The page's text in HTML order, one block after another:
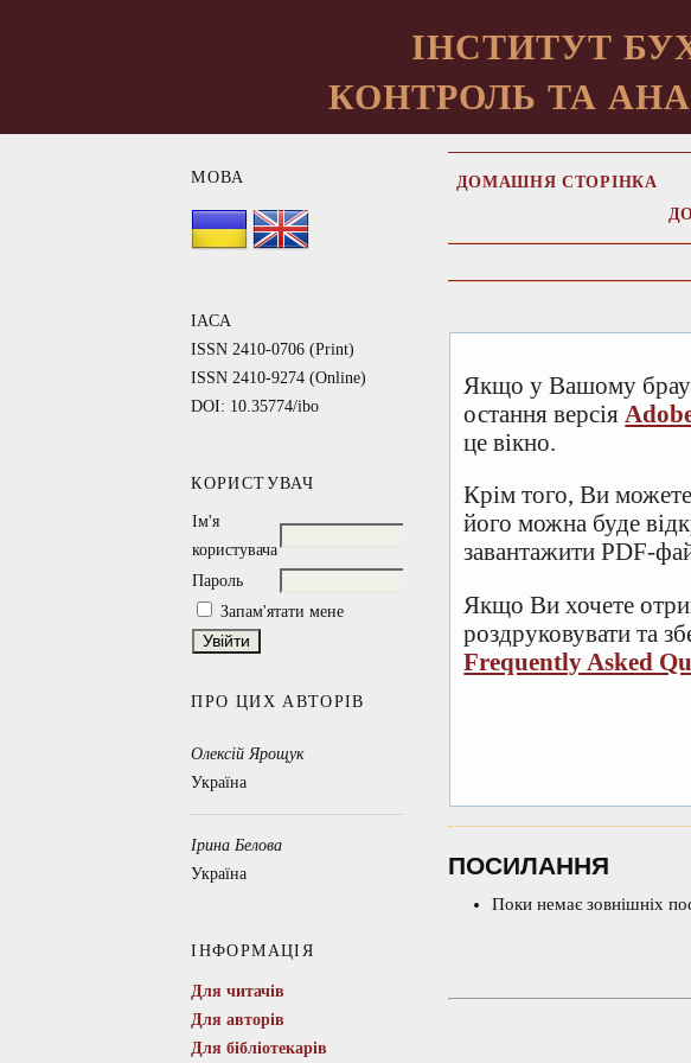
ІНСТИТУТ
КОНТРОЛЬ ТА
МОВА
IACA
ISSN 2410-0706 (Print)
ISSN 2410-9274 (Online)
DOI: 10.35774/ibo
КОРИСТУВАЧ
Ім'я
користувача
Пароль
Запам'ятати мене
ПРО ЦИХ АВТОРІВ
Олексій Ярощук
Україна
Ірина Белова
Україна
ІНФОРМАЦІЯ
Для читачів
Для авторів
Для бібліотекарів
ДОМАШНЯ СТОРІНКА
Якщо у Вашому
остання версія
це вікно.
Крім того, Ви
його можна буде
завантажити PDF-
Якщо Ви хочете
роздруковувати та
Frequently Asked
ПОСИЛАННЯ
Поки немає зовнішніх